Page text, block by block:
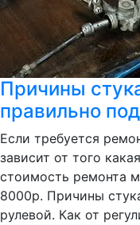
Причины
правильно
Если требуется
зависит от того
стоимость ремонта
8000р. Причины
рулевой. Как от